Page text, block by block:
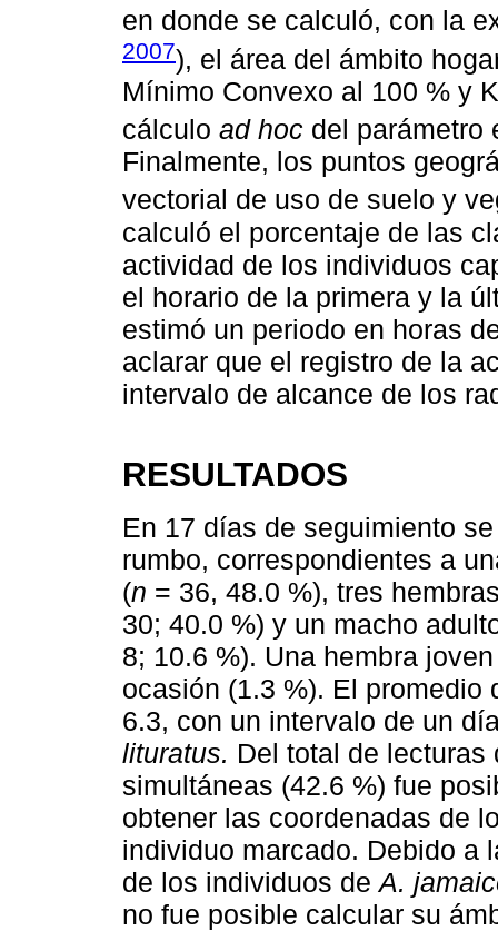
en donde se calculó, con la
2007), el área del ámbito
Mínimo Convexo al 100 % y
cálculo ad hoc del parámetro
Finalmente, los puntos
vectorial de uso de suelo y
calculó el porcentaje de las
actividad de los individuos
el horario de la primera y la
estimó un periodo en horas
aclarar que el registro de la
intervalo de alcance de los
RESULTADOS
En 17 días de seguimiento
rumbo, correspondientes a
(n = 36, 48.0 %), tres
30; 40.0 %) y un macho
8; 10.6 %). Una hembra
ocasión (1.3 %). El
6.3, con un intervalo de un
lituratus. Del total de
simultáneas (42.6 %) fue
obtener las coordenadas de
individuo marcado. Debido a
de los individuos deA.
no fue posible calcular su